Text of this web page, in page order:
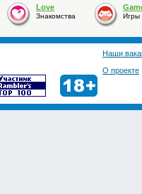
Love
Знакомства Игры
Наши
О проекте